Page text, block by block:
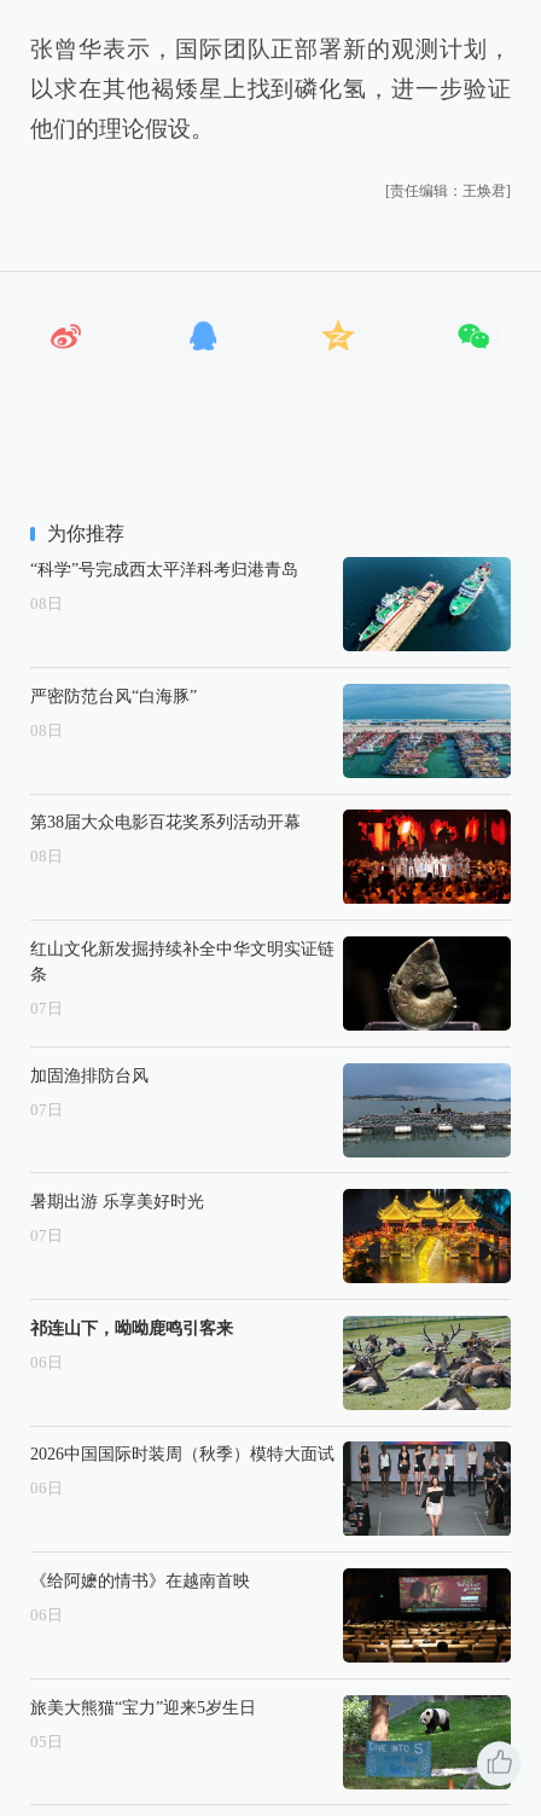
张曾华表示，国际团队正部署新的观测计划，
以求在其他褐矮星上找到磷化氢，进一步验证
他们的理论假设。
[责任编辑：王焕君]
为你推荐
“科学”号完成西太平洋科考归港青岛
08 日
严密防范台风“白海豚”
08 日
第38届大众电影百花奖系列活动开幕
08 日
红山文化新发掘持续补全中华文明实证链
条
07 日
加固渔排防台风
07 日
暑期出游 乐享美好时光
07 日
祁连山下，呦呦鹿鸣引客来
06 日
2026中国国际时装周（秋季）模特大面试
06 日
《给阿嬷的情书》在越南首映
06 日
旅美大熊猫“宝力”迎来5岁生日
05 日